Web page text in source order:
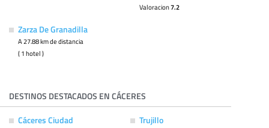
Valoracion7.2
Zarza De Granadilla
A 27.88 km de distancia
( 1 hotel )
DESTINOS DESTACADOS EN CÁCERES
Cáceres Ciudad Trujillo